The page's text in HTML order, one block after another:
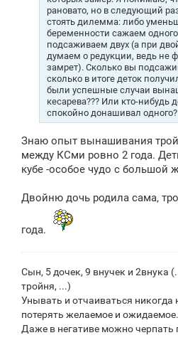
рановато, но в следующий
стоять дилемма: либо
беременности сажаем
подсаживаем двух (а при
думаем о редукции, ведь не
замрет). Сколько вы
сколько в итоге деток
были успешные случаи
кесарева??? Или кто-нибудь
спокойно донашивал одного?
Знаю опыт вынашивания
между КСми ровно 2 года.
кубе -особое чудо с большой
Двойню дочь родила сама,
года.
Сын, 5 дочек, 9 внучек и 2внука
тройня, ...)
Унывать и отчаиваться никогда
потерять желаемое и ожидаемое.
Даже в негативе можно черпать